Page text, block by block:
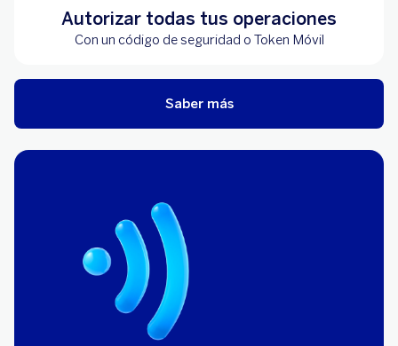
Autorizar todas tus operaciones
Con un código de seguridad o Token Móvil
Saber más